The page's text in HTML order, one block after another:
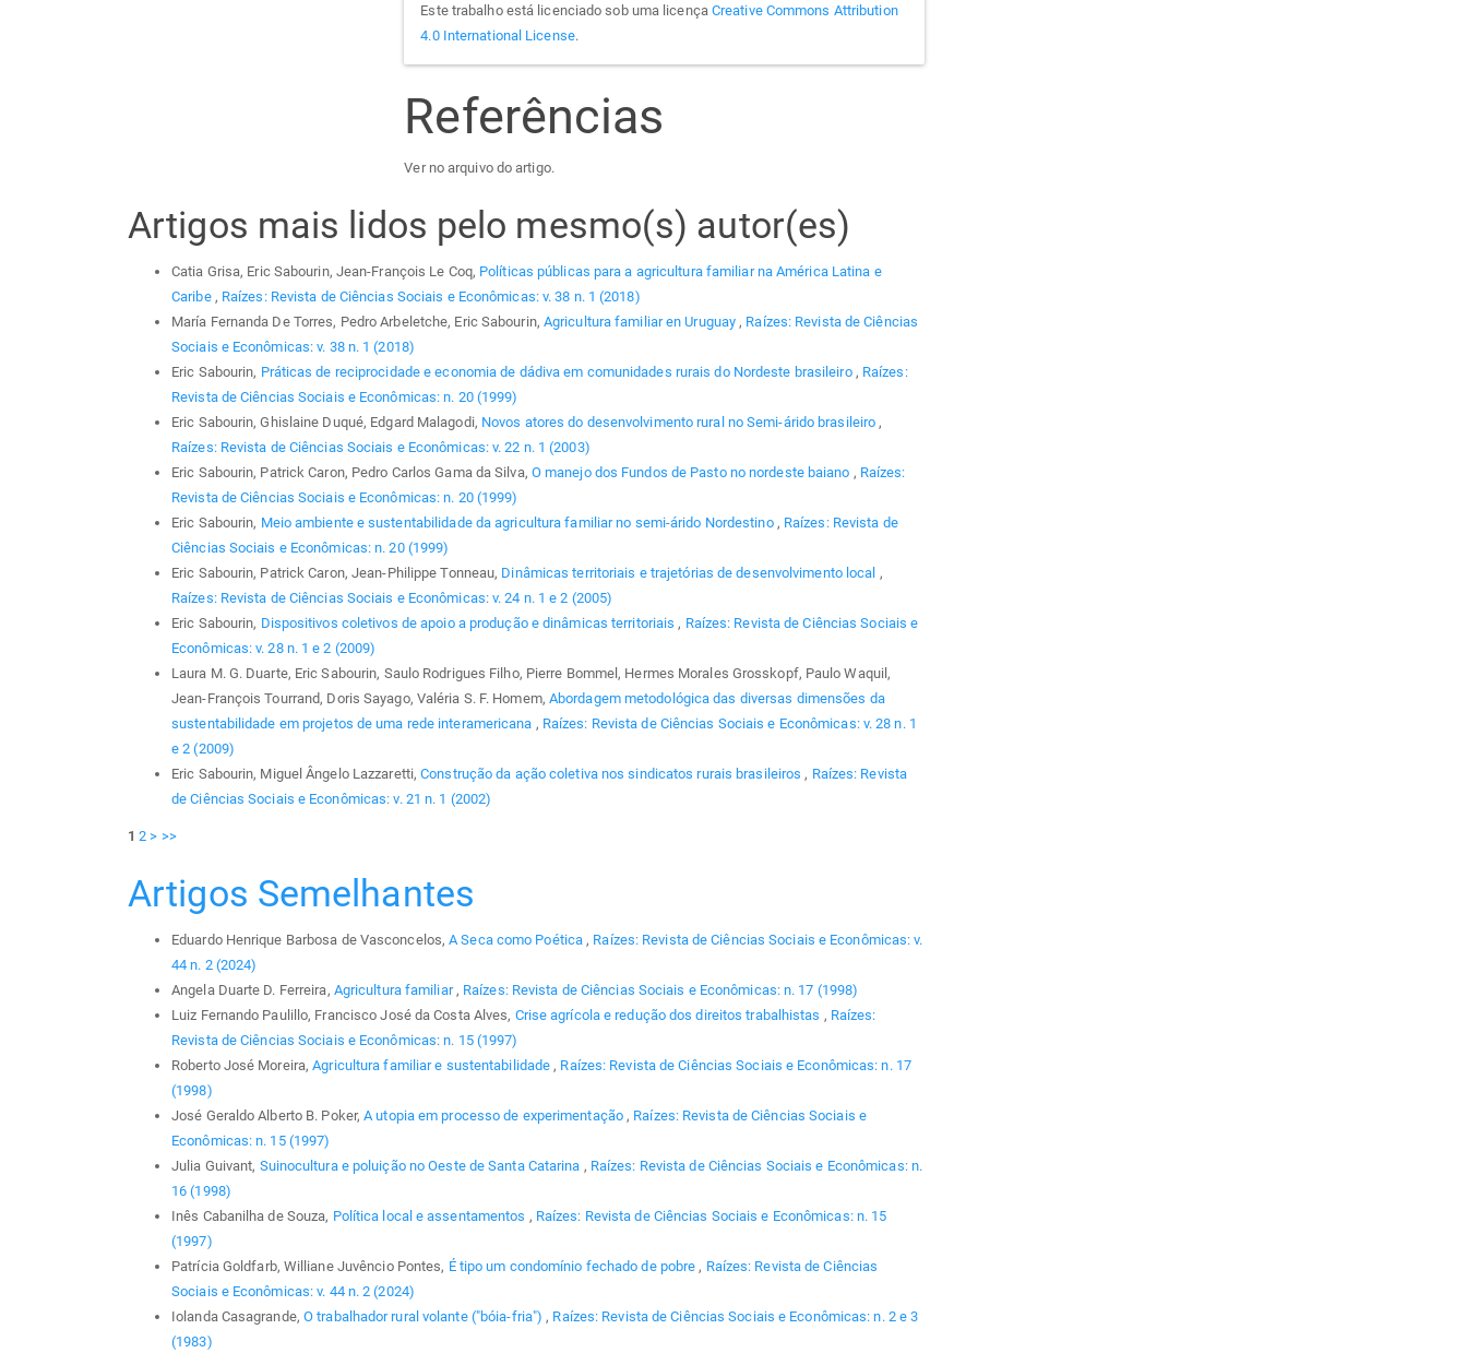
Este trabalho está licenciado sob uma licença Creative Commons Attribution
4.0 International License.
Referências
Ver no arquivo do artigo.
Artigos mais lidos pelo mesmo(s) autor(es)
Catia Grisa, Eric Sabourin, Jean-François Le Coq, Políticas públicas para a agricultura familiar na América Latina e
Caribe , Raízes: Revista de Ciências Sociais e Econômicas: v. 38 n. 1 (2018)
María Fernanda De Torres, Pedro Arbeletche, Eric Sabourin, Agricultura familiar en Uruguay , Raízes: Revista de Ciências
Sociais e Econômicas: v. 38 n. 1 (2018)
Eric Sabourin, Práticas de reciprocidade e economia de dádiva em comunidades rurais do Nordeste brasileiro , Raízes:
Revista de Ciências Sociais e Econômicas: n. 20 (1999)
Eric Sabourin, Ghislaine Duqué, Edgard Malagodi, Novos atores do desenvolvimento rural no Semi-árido brasileiro ,
Raízes: Revista de Ciências Sociais e Econômicas: v. 22 n. 1 (2003)
Eric Sabourin, Patrick Caron, Pedro Carlos Gama da Silva, O manejo dos Fundos de Pasto no nordeste baiano , Raízes:
Revista de Ciências Sociais e Econômicas: n. 20 (1999)
Eric Sabourin, Meio ambiente e sustentabilidade da agricultura familiar no semi-árido Nordestino , Raízes: Revista de
Ciências Sociais e Econômicas: n. 20 (1999)
Eric Sabourin, Patrick Caron, Jean-Philippe Tonneau, Dinâmicas territoriais e trajetórias de desenvolvimento local ,
Raízes: Revista de Ciências Sociais e Econômicas: v. 24 n. 1 e 2 (2005)
Eric Sabourin, Dispositivos coletivos de apoio a produção e dinâmicas territoriais , Raízes: Revista de Ciências Sociais e
Econômicas: v. 28 n. 1 e 2 (2009)
Laura M. G. Duarte, Eric Sabourin, Saulo Rodrigues Filho, Pierre Bommel, Hermes Morales Grosskopf, Paulo Waquil,
Jean-François Tourrand, Doris Sayago, Valéria S. F. Homem, Abordagem metodológica das diversas dimensões da
sustentabilidade em projetos de uma rede interamericana , Raízes: Revista de Ciências Sociais e Econômicas: v. 28 n. 1
e 2 (2009)
Eric Sabourin, Miguel Ângelo Lazzaretti,Construção da ação coletiva nos sindicatos rurais brasileiros , Raízes: Revista
de Ciências Sociais e Econômicas: v. 21 n. 1 (2002)
1 2 > >>
Artigos Semelhantes
Eduardo Henrique Barbosa de Vasconcelos,A Seca como Poética , Raízes: Revista de Ciências Sociais e Econômicas: v.
44 n. 2 (2024)
Angela Duarte D. Ferreira, Agricultura familiar , Raízes: Revista de Ciências Sociais e Econômicas: n. 17 (1998)
Luiz Fernando Paulillo, Francisco José da Costa Alves, Crise agrícola e redução dos direitos trabalhistas , Raízes:
Revista de Ciências Sociais e Econômicas: n. 15 (1997)
Roberto José Moreira,Agricultura familiar e sustentabilidade , Raízes: Revista de Ciências Sociais e Econômicas: n. 17
(1998)
José Geraldo Alberto B. Poker,A utopia em processo de experimentação , Raízes: Revista de Ciências Sociais e
Econômicas: n. 15 (1997)
Julia Guivant, Suinocultura e poluição no Oeste de Santa Catarina , Raízes: Revista de Ciências Sociais e Econômicas: n.
16 (1998)
Inês Cabanilha de Souza, Política local e assentamentos , Raízes: Revista de Ciências Sociais e Econômicas: n. 15
(1997)
Patrícia Goldfarb, Williane Juvêncio Pontes, É tipo um condomínio fechado de pobre , Raízes: Revista de Ciências
Sociais e Econômicas: v. 44 n. 2 (2024)
Iolanda Casagrande, O trabalhador rural volante ("bóia-fria") , Raízes: Revista de Ciências Sociais e Econômicas: n. 2 e 3
(1983)